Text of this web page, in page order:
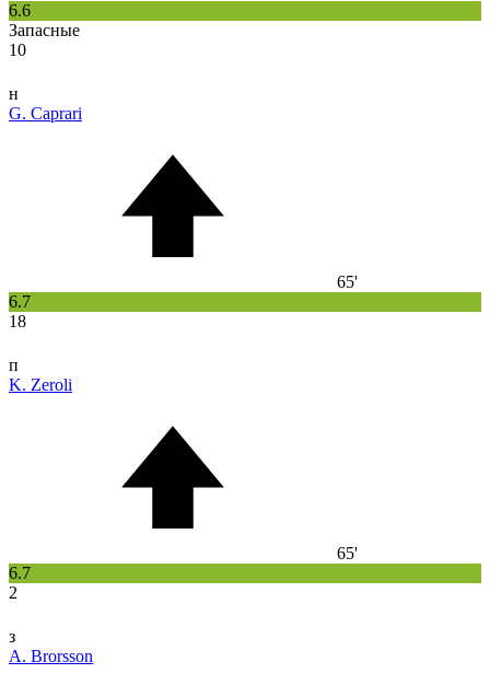
6.6
Запасные
10
н
G. Caprari
65'
6.7
18
п
K. Zeroli
65'
6.7
2
з
A. Brorsson